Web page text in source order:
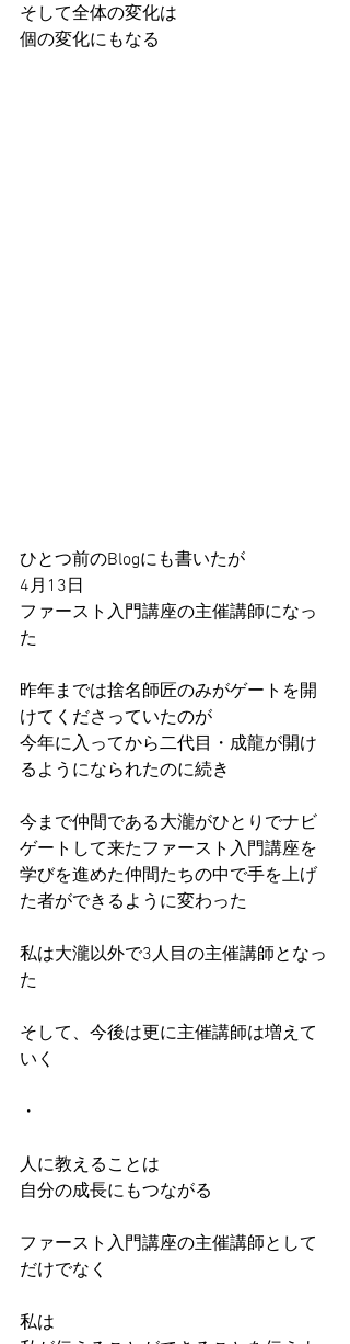
そして全体の変化は
個の変化にもなる
ひとつ前のBlogにも書いたが
4月13日
ファースト入門講座の主催講師になっ
た
昨年までは捨名師匠のみがゲートを開
けてくださっていたのが
今年に入ってから二代目・成龍が開け
るようになられたのに続き
今まで仲間である大瀧がひとりでナビ
ゲートして来たファースト入門講座を
学びを進めた仲間たちの中で手を上げ
た者ができるように変わった
私は大瀧以外で3人目の主催講師となっ
た
そして、今後は更に主催講師は増えて
いく
・
人に教えることは
自分の成長にもつながる
ファースト入門講座の主催講師として
だけでなく
私は